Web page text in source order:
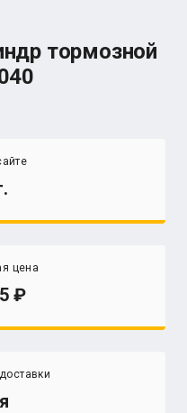
тормозной
цена